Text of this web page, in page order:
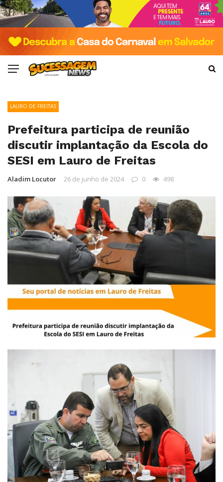
LAURO DE FREITAS
Prefeitura participa de reunião
discutir implantação da Escola do
SESI em Lauro de Freitas
Aladim Locutor 26 de junho de 2024 0 498